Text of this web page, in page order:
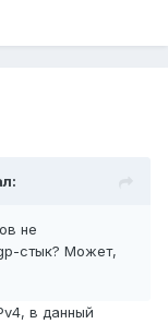
не
стык? Может,
в данный